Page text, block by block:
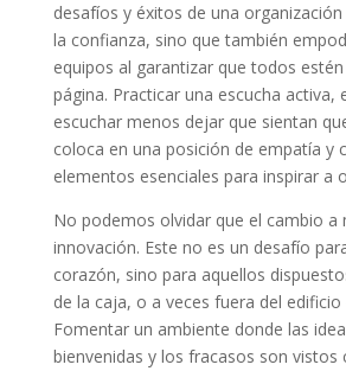
desafíos y éxitos de una
la confianza, sino que también
equipos al garantizar que todos
página. Practicar una escucha activa,
escuchar menos dejar que sientan
coloca en una posición de empatía y
elementos esenciales para inspirar a
No podemos olvidar que el cambio a
innovación. Este no es un desafío
corazón, sino para aquellos
de la caja, o a veces fuera del edificio
Fomentar un ambiente donde las
bienvenidas y los fracasos son vistos